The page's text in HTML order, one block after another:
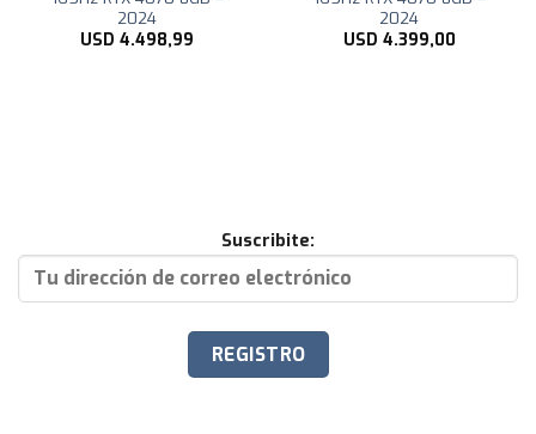
2024
USD 4.498,99
2024
USD 4.399,00
Suscribite: